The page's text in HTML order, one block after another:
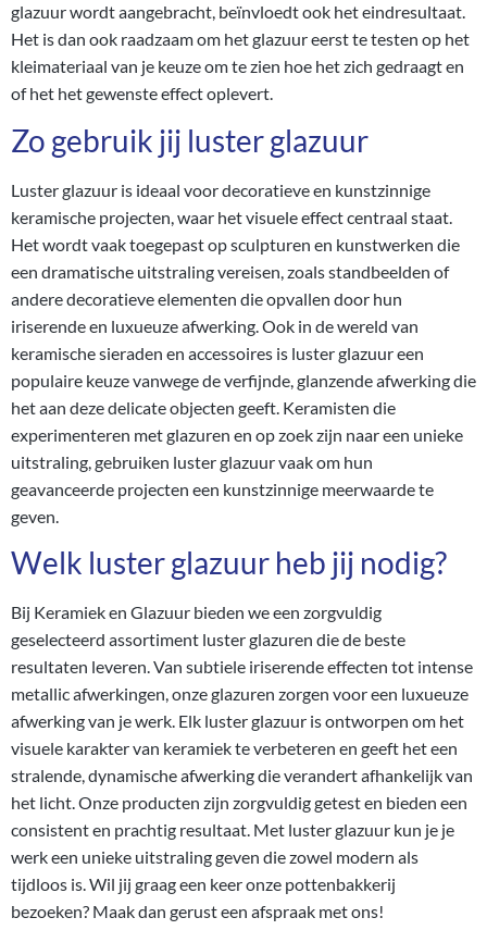
glazuur wordt aangebracht, beïnvloedt ook het eindresultaat.
Het is dan ook raadzaam om het glazuur eerst te testen op het
kleimateriaal van je keuze om te zien hoe het zich gedraagt en
of het het gewenste effect oplevert.
Zo gebruik jij luster glazuur
Luster glazuur is ideaal voor decoratieve en kunstzinnige
keramische projecten, waar het visuele effect centraal staat.
Het wordt vaak toegepast op sculpturen en kunstwerken die
een dramatische uitstraling vereisen, zoals standbeelden of
andere decoratieve elementen die opvallen door hun
iriserende en luxueuze afwerking. Ook in de wereld van
keramische sieraden en accessoires is luster glazuur een
populaire keuze vanwege de verfijnde, glanzende afwerking die
het aan deze delicate objecten geeft. Keramisten die
experimenteren met glazuren en op zoek zijn naar een unieke
uitstraling, gebruiken luster glazuur vaak om hun
geavanceerde projecten een kunstzinnige meerwaarde te
geven.
Welk luster glazuur heb jij nodig?
Bij Keramiek en Glazuur bieden we een zorgvuldig
geselecteerd assortiment luster glazuren die de beste
resultaten leveren. Van subtiele iriserende effecten tot intense
metallic afwerkingen, onze glazuren zorgen voor een luxueuze
afwerking van je werk. Elk luster glazuur is ontworpen om het
visuele karakter van keramiek te verbeteren en geeft het een
stralende, dynamische afwerking die verandert afhankelijk van
het licht. Onze producten zijn zorgvuldig getest en bieden een
consistent en prachtig resultaat. Met luster glazuur kun je je
werk een unieke uitstraling geven die zowel modern als
tijdloos is. Wil jij graag een keer onze pottenbakkerij
bezoeken? Maak dan gerust een afspraak met ons!